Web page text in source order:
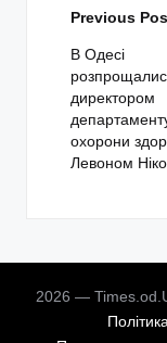
Post
Previous
В Одесі
директором
охорони
Левоном
2026 —